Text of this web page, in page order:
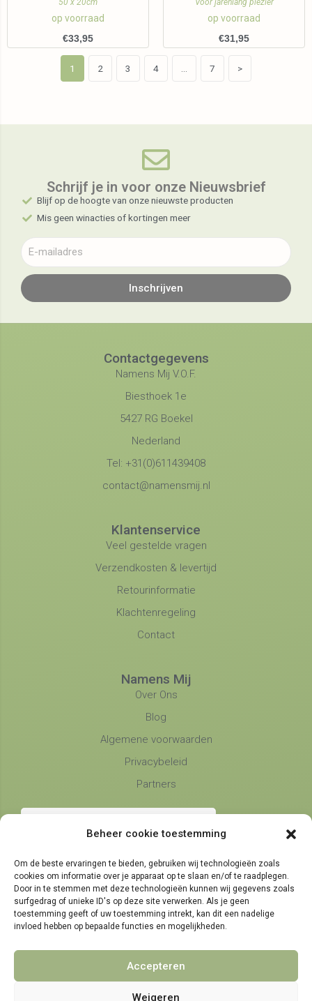
Beheer cookie toestemming
Om de beste ervaringen te bieden, gebruiken wij technologieën zoals
cookies om informatie over je apparaat op te slaan en/of te raadplegen.
Door in te stemmen met deze technologieën kunnen wij gegevens zoals
surfgedrag of unieke ID's op deze site verwerken. Als je geen
toestemming geeft of uw toestemming intrekt, kan dit een nadelige
invloed hebben op bepaalde functies en mogelijkheden.
Accepteren
Weigeren
50 x 20cm
op voorraad
€33,95
Voor jarenlang plezier
op voorraad
€31,95
1 2 3 4 7 >
Schrijf je in voor onze Nieuwsbrief​
Blijf op de hoogte van onze nieuwste producten
Mis geen winacties of kortingen meer
Inschrijven
Contactgegevens
Namens Mij V.O.F.
Biesthoek 1e
5427 RG Boekel
Nederland
Tel: +31(0)611439408
contact@namensmij.nl
Telefonische bereikbaarheid
maandag, dinsdag en donderdag
9:00 - 14:30
woensdag en vrijdag
9:00 - 11:30
Klantenservice
Veel gestelde vragen
Verzendkosten & levertijd
Retourinformatie
Klachtenregeling
Contact
Namens Mij
Over Ons
Blog
Algemene voorwaarden
Privacybeleid
Partners